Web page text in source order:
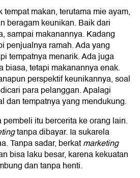
makan, terutama mie ayam,
beragam keunikan. Baik dari
sampai makanannya. Kadang
penjualnya ramah. Ada yang
tempatnya menarik. Ada juga
biasa, tetapi makanannya enak.
perspektif keunikannya, soal
para pelanggan. Apalagi
dan tempatnya yang mendukung.
itu bercerita ke orang lain.
tanpa dibayar. Ia sukarela
Tanpa sadar, berkatmarketing
bisa laku besar, karena kekuatan
dan tanpa henti.